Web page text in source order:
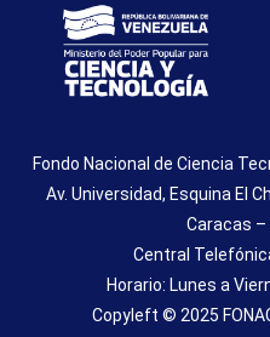
Fondo Nacional de Ciencia
Av. Universidad, Esquina El
Caracas –
Central
Horario: Lunes a
Copyleft © 2025